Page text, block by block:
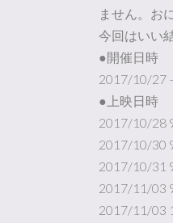
ません。お
今回はいい
●開催日時
2017/10/27
●上映日時
2017/10/28
2017/10/30
2017/10/31
2017/11/03
2017/11/03